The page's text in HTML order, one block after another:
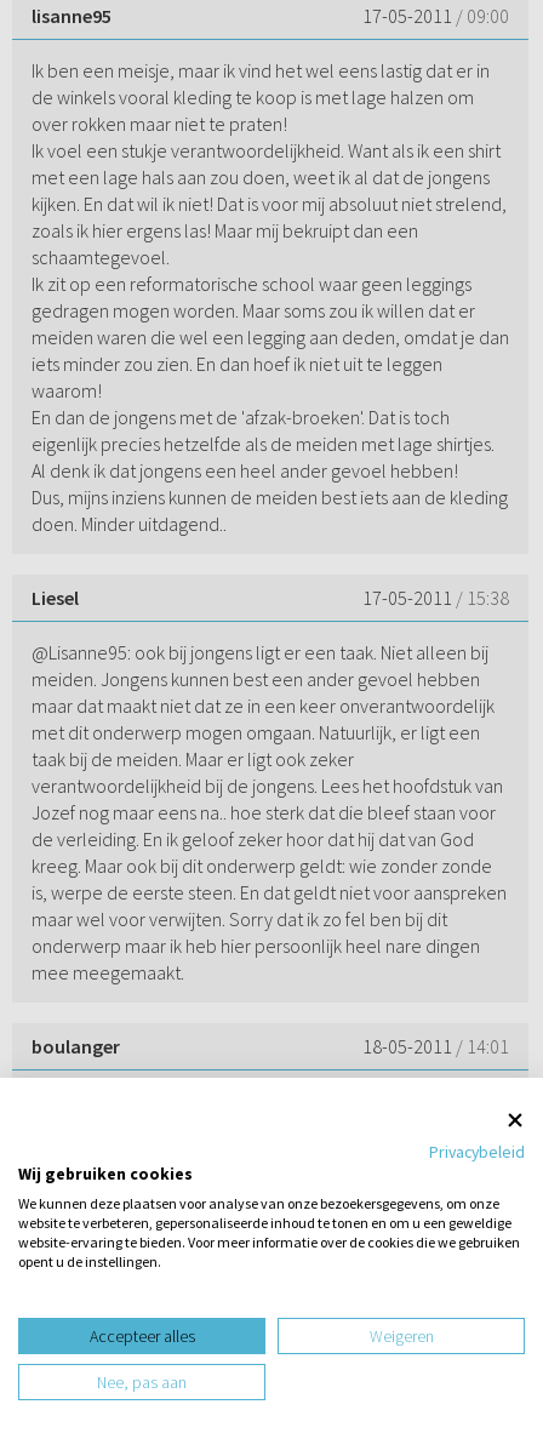
lisanne95 17-05-2011 / 09:00
Ik ben een meisje, maar ik vind het wel eens lastig dat er in
de winkels vooral kleding te koop is met lage halzen om
over rokken maar niet te praten!
Ik voel een stukje verantwoordelijkheid. Want als ik een shirt
met een lage hals aan zou doen, weet ik al dat de jongens
kijken. En dat wil ik niet! Dat is voor mij absoluut niet strelend,
zoals ik hier ergens las! Maar mij bekruipt dan een
schaamtegevoel.
Ik zit op een reformatorische school waar geen leggings
gedragen mogen worden. Maar soms zou ik willen dat er
meiden waren die wel een legging aan deden, omdat je dan
iets minder zou zien. En dan hoef ik niet uit te leggen
waarom!
En dan de jongens met de 'afzak-broeken'. Dat is toch
eigenlijk precies hetzelfde als de meiden met lage shirtjes.
Al denk ik dat jongens een heel ander gevoel hebben!
Dus, mijns inziens kunnen de meiden best iets aan de kleding
doen. Minder uitdagend..
Liesel 17-05-2011 / 15:38
@Lisanne95: ook bij jongens ligt er een taak. Niet alleen bij
meiden. Jongens kunnen best een ander gevoel hebben
maar dat maakt niet dat ze in een keer onverantwoordelijk
met dit onderwerp mogen omgaan. Natuurlijk, er ligt een
taak bij de meiden. Maar er ligt ook zeker
verantwoordelijkheid bij de jongens. Lees het hoofdstuk van
Jozef nog maar eens na.. hoe sterk dat die bleef staan voor
de verleiding. En ik geloof zeker hoor dat hij dat van God
kreeg. Maar ook bij dit onderwerp geldt: wie zonder zonde
is, werpe de eerste steen. En dat geldt niet voor aanspreken
maar wel voor verwijten. Sorry dat ik zo fel ben bij dit
onderwerp maar ik heb hier persoonlijk heel nare dingen
mee meegemaakt.
boulanger 18-05-2011 / 14:01
gedachten in toom houden als hij een vrouw ziet. Dat laatste
is wellicht moeilijker dan het eerste, omdat je over je
gedachten minder controle hebt dan over wat je aantrekt,
maar dat neemt de plicht niet weg. Als we God willen
dienen in ons leven, en ons lichaam willen stellen tot een
mannen op gaan letten. Vrouwen om wat ze dragen, en
mannen op hoe ze kijken.
een vraag
Privacybeleid
Wij gebruiken cookies
We kunnen deze plaatsen voor analyse van onze bezoekersgegevens, om onze
website te verbeteren, gepersonaliseerde inhoud te tonen en om u een geweldige
website-ervaring te bieden. Voor meer informatie over de cookies die we gebruiken
opent u de instellingen.
Accepteer alles Weigeren
Nee, pas aan